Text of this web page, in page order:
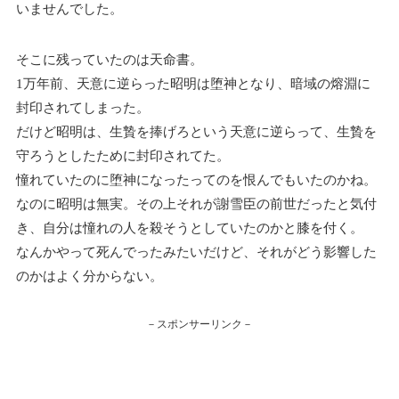
いませんでした。
そこに残っていたのは天命書。
1万年前、天意に逆らった昭明は堕神となり、暗域の熔淵に
封印されてしまった。
だけど昭明は、生贄を捧げろという天意に逆らって、生贄を
守ろうとしたために封印されてた。
憧れていたのに堕神になったってのを恨んでもいたのかね。
なのに昭明は無実。その上それが謝雪臣の前世だったと気付
き、自分は憧れの人を殺そうとしていたのかと膝を付く。
なんかやって死んでったみたいだけど、それがどう影響した
のかはよく分からない。
－スポンサーリンク－